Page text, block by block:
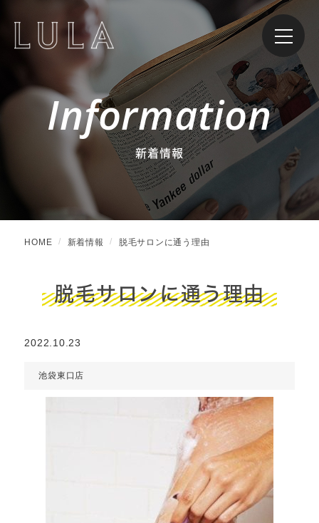
Information
新着情報
HOME 新着情報 脱毛サロンに通う理由
脱毛サロンに通う理由
2022.10.23
池袋東口店